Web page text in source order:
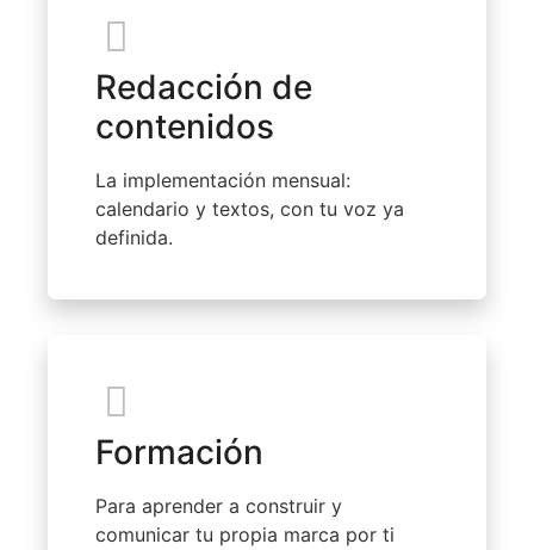
Redacción de
contenidos
La implementación mensual:
calendario y textos, con tu voz ya
definida.
Formación
Para aprender a construir y
comunicar tu propia marca por ti